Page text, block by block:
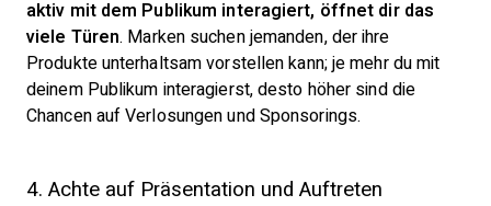
aktiv mit dem Publikum interagiert, öffnet dir das
viele Türen. Marken suchen jemanden, der ihre
Produkte unterhaltsam vorstellen kann; je mehr du mit
deinem Publikum interagierst, desto höher sind die
Chancen auf Verlosungen und Sponsorings.
4. Achte auf Präsentation und Auftreten